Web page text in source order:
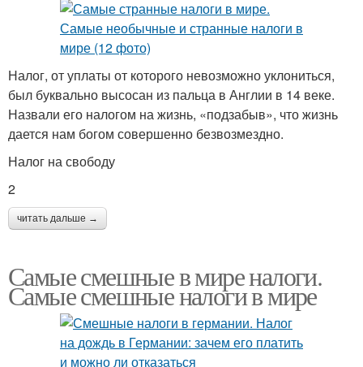
Налог, от уплаты от которого невозможно уклониться,
был буквально высосан из пальца в Англии в 14 веке.
Назвали его налогом на жизнь, «подзабыв», что жизнь
дается нам богом совершенно безвозмездно.
Налог на свободу
2
читать дальше →
Самые смешные в мире налоги.
Самые смешные налоги в мире